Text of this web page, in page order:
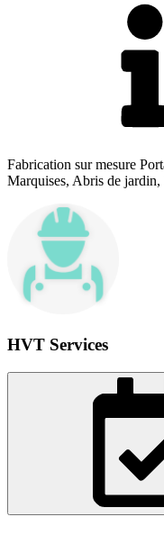
Fabrication sur mesure
Marquises, Abris de
HVT Services